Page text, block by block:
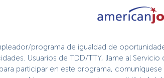
programa de igualdad de
Usuarios de TDD/TTY, llame al Servicio
participar en este programa, comuníquese